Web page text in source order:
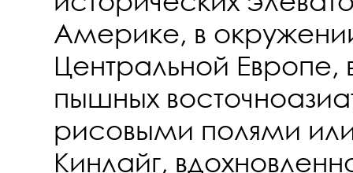
Америке, в
Центральной Европе,
пышных
рисовыми полями
Кинлайг,